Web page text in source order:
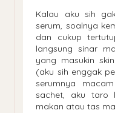
Kalau aku sih
serum, soalnya
dan cukup
langsung sinar
yang masukin
(aku sih enggak
serumnya
sachet, aku taro
makan atau tas